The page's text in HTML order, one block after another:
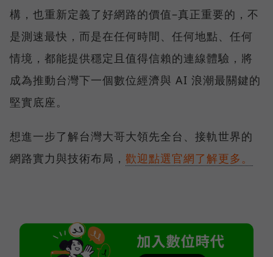
構，也重新定義了好網路的價值–真正重要的，不
是測速最快，而是在任何時間、任何地點、任何
情境，都能提供穩定且值得信賴的連線體驗，將
成為推動台灣下一個數位經濟與 AI 浪潮最關鍵的
堅實底座。
想進一步了解台灣大哥大領先全台、接軌世界的
網路實力與技術布局， 歡迎點選官網了解更多。